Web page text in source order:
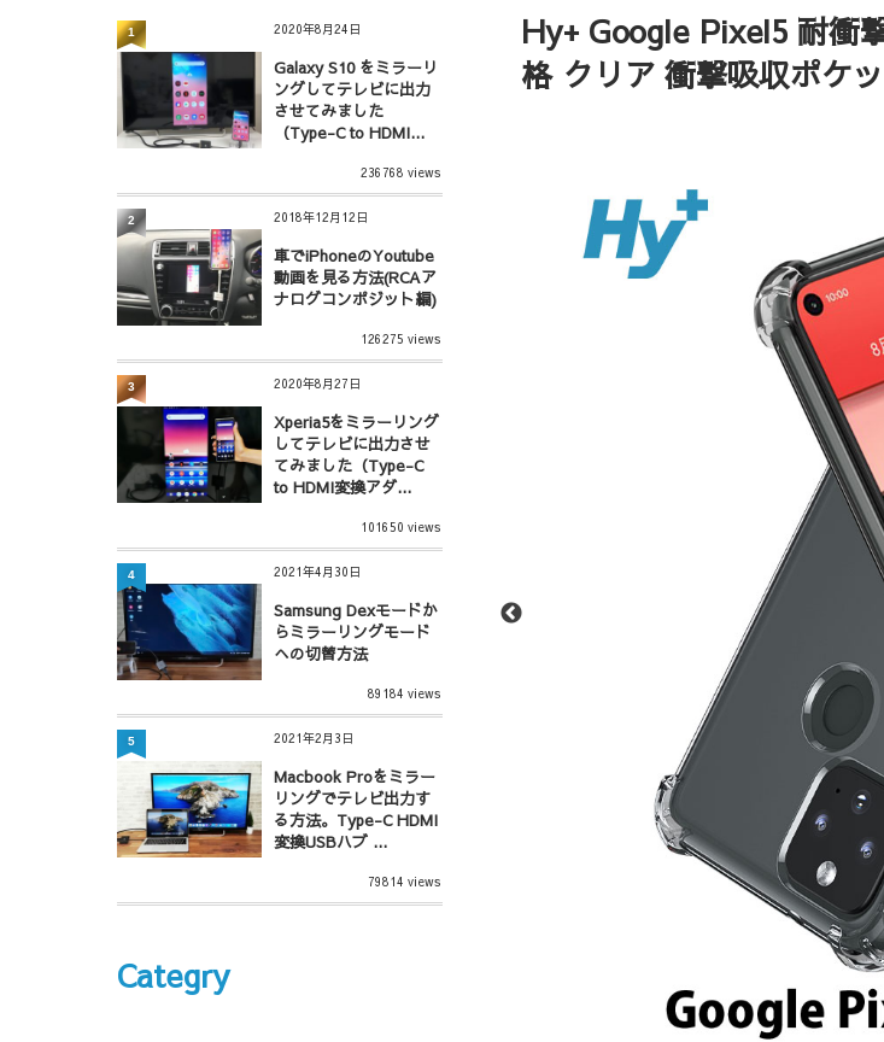
Hy+ Google Pixel5 耐衝
格 クリア 衝撃吸収ポケ
2020年8月24日
Galaxy S10 をミラーリ
ングしてテレビに出力
させてみました
（Type-C to HDMI...
236768 views
1
2018年12月12日
車でiPhoneのYoutube
動画を見る方法(RCAア
ナログコンポジット編)
126275 views
2
2020年8月27日
Xperia5をミラーリング
してテレビに出力させ
てみました（Type-C
to HDMI変換アダ...
101650 views
3
2021年4月30日
Samsung Dexモードか
らミラーリングモード
への切替方法
89184 views
4
2021年2月3日
Macbook Proをミラー
リングでテレビ出力す
る方法。Type-C HDMI
変換USBハブ ...
79814 views
5
Categry